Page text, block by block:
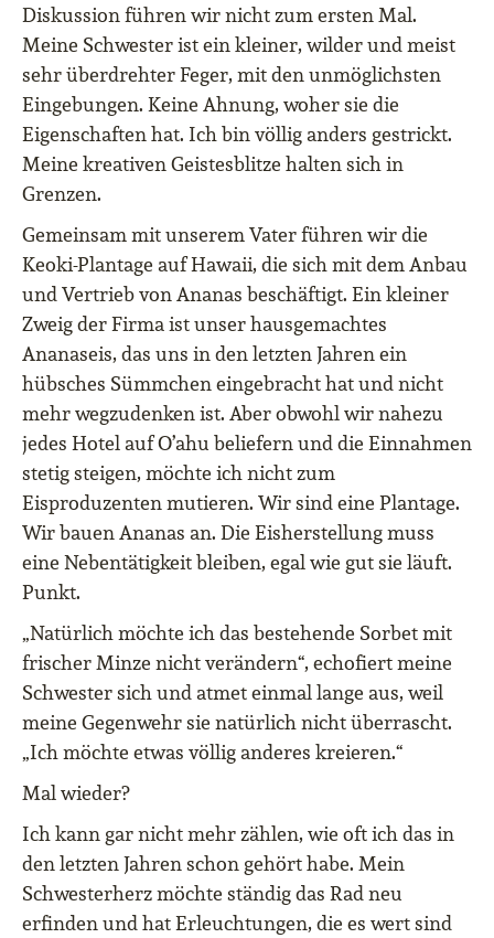
Diskussion führen wir nicht zum ersten Mal.
Meine Schwester ist ein kleiner, wilder und meist
sehr überdrehter Feger, mit den unmöglichsten
Eingebungen. Keine Ahnung, woher sie die
Eigenschaften hat. Ich bin völlig anders gestrickt.
Meine kreativen Geistesblitze halten sich in
Grenzen.
Gemeinsam mit unserem Vater führen wir die
Keoki-Plantage auf Hawaii, die sich mit dem Anbau
und Vertrieb von Ananas beschäftigt. Ein kleiner
Zweig der Firma ist unser hausgemachtes
Ananaseis, das uns in den letzten Jahren ein
hübsches Sümmchen eingebracht hat und nicht
mehr wegzudenken ist. Aber obwohl wir nahezu
jedes Hotel auf O’ahu beliefern und die Einnahmen
stetig steigen, möchte ich nicht zum
Eisproduzenten mutieren. Wir sind eine Plantage.
Wir bauen Ananas an. Die Eisherstellung muss
eine Nebentätigkeit bleiben, egal wie gut sie läuft.
Punkt.
„Natürlich möchte ich das bestehende Sorbet mit
frischer Minze nicht verändern“, echofiert meine
Schwester sich und atmet einmal lange aus, weil
meine Gegenwehr sie natürlich nicht überrascht.
„Ich möchte etwas völlig anderes kreieren.“
Mal wieder?
Ich kann gar nicht mehr zählen, wie oft ich das in
den letzten Jahren schon gehört habe. Mein
Schwesterherz möchte ständig das Rad neu
erfinden und hat Erleuchtungen, die es wert sind